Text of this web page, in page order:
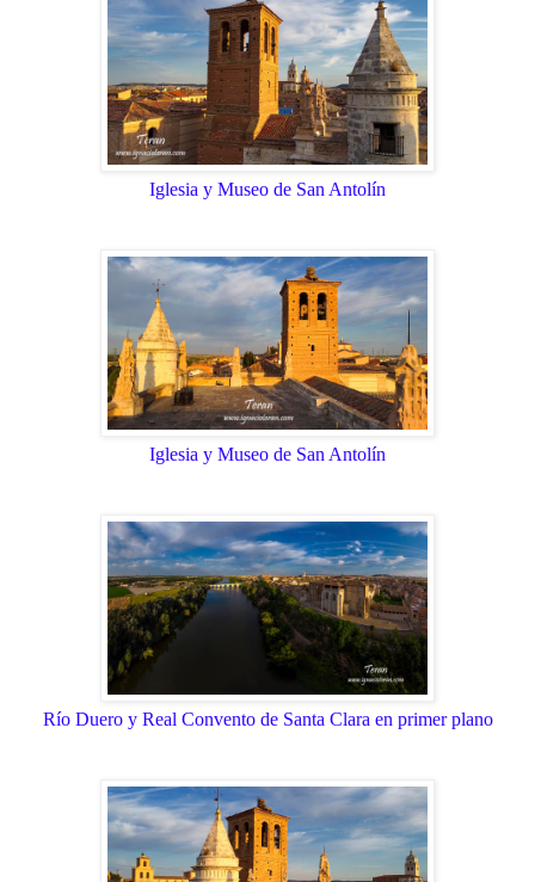
Iglesia y Museo de San Antolín
Iglesia y Museo de San Antolín
Río Duero y Real Convento de Santa Clara en primer plano